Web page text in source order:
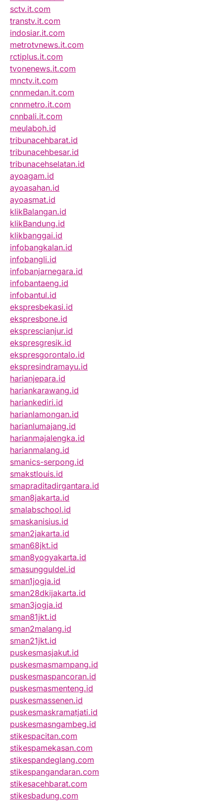
sctv.it.com
transtv.it.com
indosiar.it.com
metrotvnews.it.com
rctiplus.it.com
tvonenews.it.com
mnctv.it.com
cnnmedan.it.com
cnnmetro.it.com
cnnbali.it.com
meulaboh.id
tribunacehbarat.id
tribunacehbesar.id
tribunacehselatan.id
ayoagam.id
ayoasahan.id
ayoasmat.id
klikBalangan.id
klikBandung.id
klikbanggai.id
infobangkalan.id
infobangli.id
infobanjarnegara.id
infobantaeng.id
infobantul.id
ekspresbekasi.id
ekspresbone.id
eksprescianjur.id
ekspresgresik.id
ekspresgorontalo.id
ekspresindramayu.id
harianjepara.id
hariankarawang.id
hariankediri.id
harianlamongan.id
harianlumajang.id
harianmajalengka.id
harianmalang.id
smanics-serpong.id
smakstlouis.id
smapraditadirgantara.id
sman8jakarta.id
smalabschool.id
smaskanisius.id
sman2jakarta.id
sman68jkt.id
sman8yogyakarta.id
smasungguldel.id
sman1jogja.id
sman28dkijakarta.id
sman3jogja.id
sman81jkt.id
sman2malang.id
sman21jkt.id
puskesmasjakut.id
puskesmasmampang.id
puskesmaspancoran.id
puskesmasmenteng.id
puskesmassenen.id
puskesmaskramatjati.id
puskesmasngambeg.id
stikespacitan.com
stikespamekasan.com
stikespandeglang.com
stikespangandaran.com
stikesacehbarat.com
stikesbadung.com